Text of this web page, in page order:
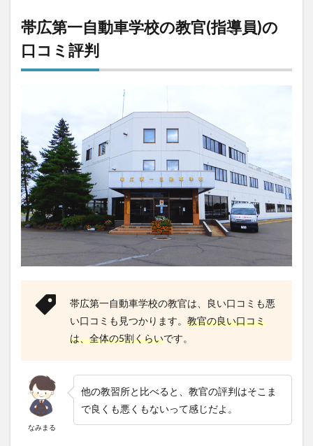
帯広第一自動車学校の教官(指導員)の
口コミ評判
帯広第一自動車学校の教官は、良い口コミも悪
い口コミも見つかります。 教官の良い口コミ
は、全体の5割くらいです。
なみまる
他の教習所と比べると、教官の評判はそこま
で良くも悪くもないって感じだよ。